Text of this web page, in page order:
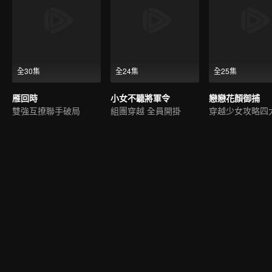
全30集
雁回時
雙強互撩聯手破局
全24集
小女不聽將軍令
組團穿越 全員開掛
全25集
戀戀花顏御捕
穿越少女攻略四